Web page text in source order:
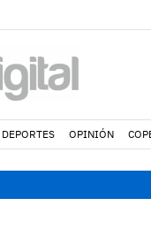
DEPORTES OPINIÓN